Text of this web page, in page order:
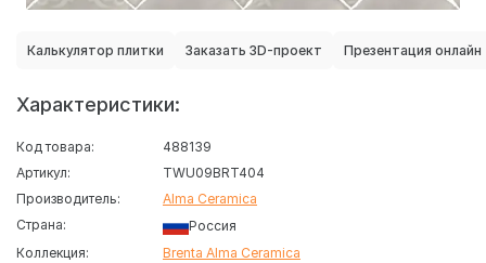
Калькулятор плитки Заказать 3D-проект Презентация онлайн
Характеристики:
Код товара:
488139
Артикул:
TWU09BRT404
Производитель:
Alma Ceramica
Страна:
Россия
Коллекция:
Brenta Alma Ceramica